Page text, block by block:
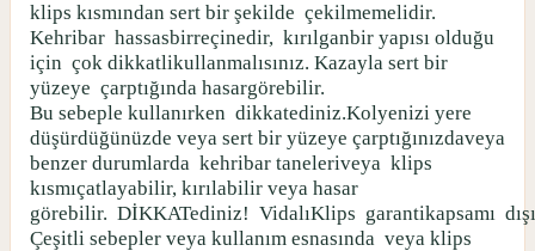
klips kısmından sert bir şekilde çekilmemelidir.
Kehribar hassasbirreçinedir, kırılganbir yapısı olduğu
için çok dikkatlikullanmalısınız. Kazayla sert bir
yüzeye çarptığında hasargörebilir.
Bu sebeple kullanırken dikkatediniz.Kolyenizi yere
düşürdüğünüzde veya sert bir yüzeye çarptığınızdaveya
benzer durumlarda kehribar taneleriveya klips
kısmıçatlayabilir, kırılabilir veya hasar
görebilir. DİKKATediniz! VidalıKlips garantikapsamı
Çeşitli sebepler veya kullanım esnasında veya klips